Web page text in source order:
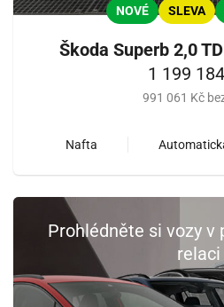
NOVÉ SLEVA
Škoda Superb 2,0
1 199
991 061 Kč
Nafta
Prohlédněte si vozy v
relaci